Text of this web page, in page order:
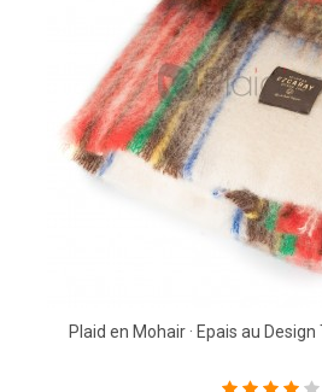
Plaid en Mohair · Epais au